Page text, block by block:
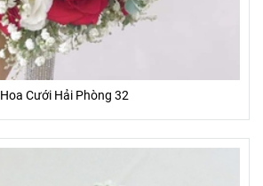
Hoa Cưới Hải Phòng 32